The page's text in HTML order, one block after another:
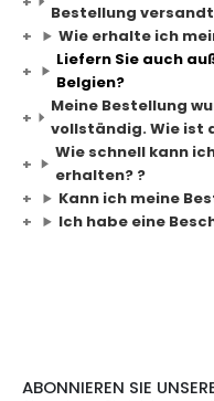
Bestellung
Wie erhalte ich
Liefern Sie auch
Belgien?
Meine Bestellung
vollständig. Wie ist
Wie schnell kann
erhalten? ?
Kann ich meine
Ich habe eine
ABONNIEREN SIE